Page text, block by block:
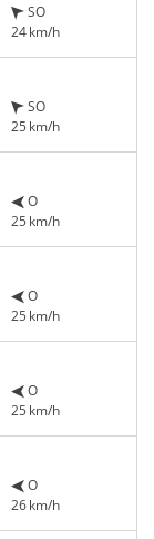
SO
24 km/h
SO
25 km/h
O
25 km/h
O
25 km/h
O
25 km/h
O
26 km/h